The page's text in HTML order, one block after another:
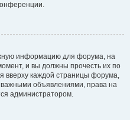
информацию для форума, на
и вы должны прочесть их по
вверху каждой страницы форума,
важными объявлениями, права на
администратором.